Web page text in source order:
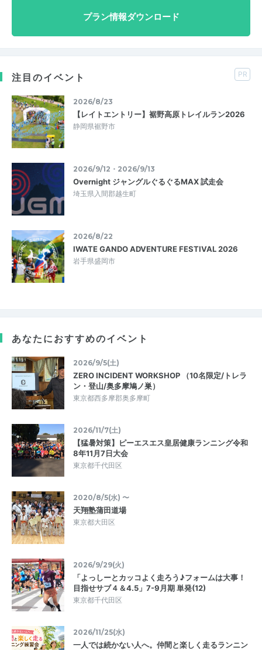
プラン情報ダウンロード
注目のイベント PR
2026/8/23
【レイトエントリー】裾野高原トレイルラン2026
静岡県裾野市
2026/9/12・2026/9/13
Overnight ジャングルぐるぐるMAX 試走会
埼玉県入間郡越生町
2026/8/22
IWATE GANDO ADVENTURE FESTIVAL 2026
岩手県盛岡市
あなたにおすすめのイベント
2026/9/5(土)
ZERO INCIDENT WORKSHOP （10名限定/トレラ
ン・登山/奥多摩鳩ノ巣）
東京都西多摩郡奥多摩町
2026/11/7(土)
【猛暑対策】ピーエスエス皇居健康ランニング令和
8年11月7日大会
東京都千代田区
2020/8/5(水) 〜
天翔塾蒲田道場
東京都大田区
2026/9/29(火)
「よっしーとカッコよく走ろう♪フォームは大事！
目指せサブ４＆4.5」7-9月期 単発(12)
東京都千代田区
2026/11/25(水)
一人では続かない人へ。仲間と楽しく走るランニン